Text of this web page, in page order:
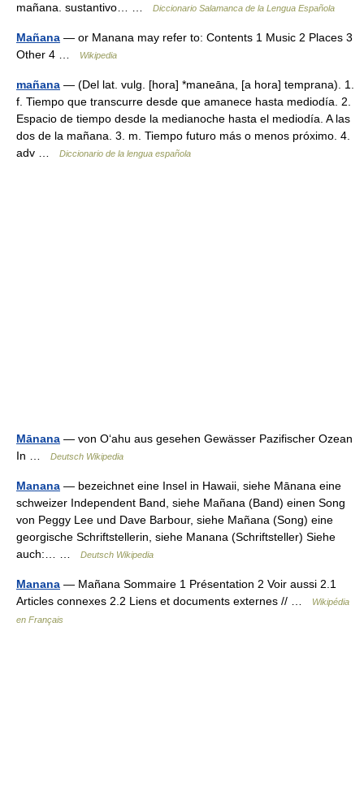
mañana. sustantivo… …
Diccionario Salamanca de la Lengua Española
Mañana — or Manana may refer to: Contents 1 Music 2 Places 3
Other 4 …
Wikipedia
mañana — (Del lat. vulg. [hora] *maneāna, [a hora] temprana). 1.
f. Tiempo que transcurre desde que amanece hasta mediodía. 2.
Espacio de tiempo desde la medianoche hasta el mediodía. A las
dos de la mañana. 3. m. Tiempo futuro más o menos próximo. 4.
adv …
Diccionario de la lengua española
Mānana — von Oʻahu aus gesehen Gewässer Pazifischer Ozean
In …
Deutsch Wikipedia
Manana — bezeichnet eine Insel in Hawaii, siehe Mānana eine
schweizer Independent Band, siehe Mañana (Band) einen Song
von Peggy Lee und Dave Barbour, siehe Mañana (Song) eine
georgische Schriftstellerin, siehe Manana (Schriftsteller) Siehe
auch:… …
Deutsch Wikipedia
Manana — Mañana Sommaire 1 Présentation 2 Voir aussi 2.1
Articles connexes 2.2 Liens et documents externes // …
Wikipédia
en Français